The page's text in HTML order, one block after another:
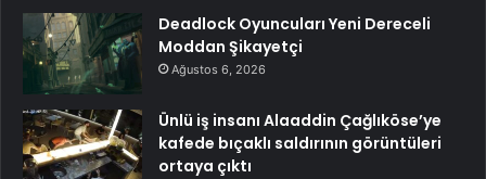
Deadlock Oyuncuları Yeni Dereceli
Moddan Şikayetçi
Ağustos 6, 2026
Ünlü iş insanı Alaaddin Çağlıköse’ye
kafede bıçaklı saldırının görüntüleri
ortaya çıktı